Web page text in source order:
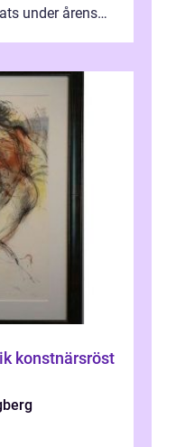
under årens
konstnärsröst